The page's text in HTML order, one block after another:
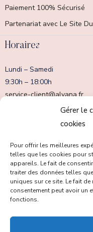
Gérer le
cookies
Pour offrir les meilleures
telles que les cookies pour
appareils. Le fait de
traiter des données telles
uniques sur ce site. Le fait
consentement peut avoir un
fonctions.
Paiement 100% Sécurisé
Partenariat avec Le Site
Horaires
Lundi – Samedi
9:30h – 18:00h
service-client@alvana.fr